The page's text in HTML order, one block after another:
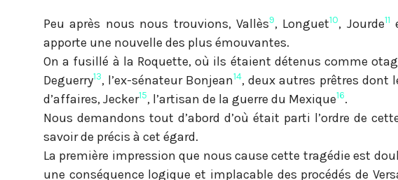
Peu après nous nous trouvions, Vallès9, Longuet10, Jourde11
apporte une nouvelle des plus émouvantes.
On a fusillé à la Roquette, où ils étaient détenus comme
Deguerry13, l’ex-sénateur Bonjean14, deux autres prêtres
d’affaires, Jecker15, l’artisan de la guerre du Mexique16.
Nous demandons tout d’abord d’où était parti l’ordre de
savoir de précis à cet égard.
La première impression que nous cause cette tragédie est
une conséquence logique et implacable des procédés de